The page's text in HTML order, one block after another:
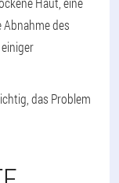
des
das Problem